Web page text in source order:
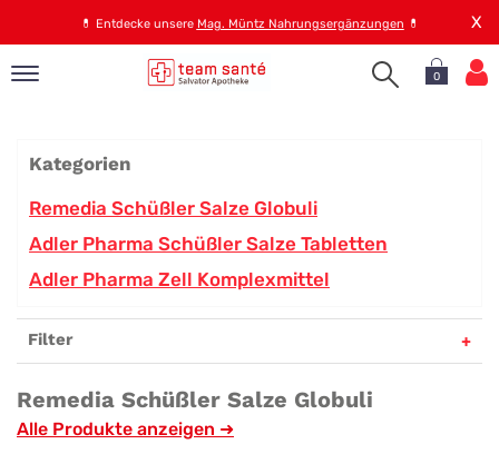
💊 Entdecke unsere Mag. Müntz Nahrungsergänzungen 💊 X
0
Kategorien
Remedia Schüßler Salze Globuli
Adler Pharma Schüßler Salze Tabletten
Adler Pharma Zell Komplexmittel
Filter
Schüssler
Salze
Remedia Schüßler Salze Globuli
Alle Produkte anzeigen ➜